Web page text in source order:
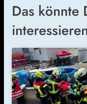
Das könnte